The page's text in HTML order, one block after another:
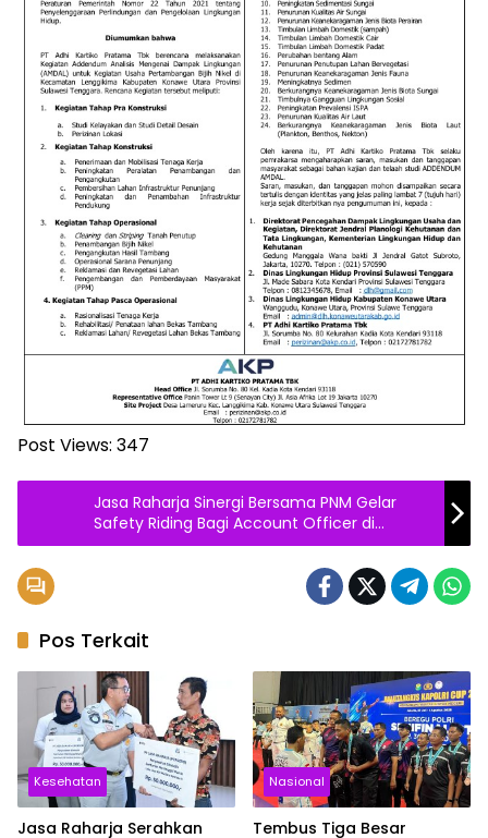
Post Views: 347
Jasa Raharja Sinergi Bersama PNM Gelar
Safety Riding Bagi Account Officer di
Palembang
Pos Terkait
Kesehatan
Jasa Raharja Serahkan
Nasional
Tembus Tiga Besar